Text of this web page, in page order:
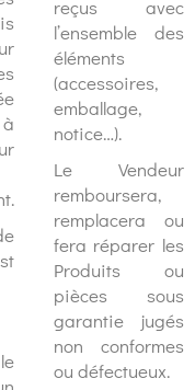
reçus avec
l’ensemble des
éléments
(accessoires,
emballage,
notice…).
Le Vendeur
remboursera,
remplacera ou
fera réparer les
Produits ou
pièces sous
garantie jugés
non conformes
ou défectueux.